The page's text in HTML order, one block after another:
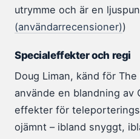
utrymme och är en
(användarrecensioner))
Specialeffekter och regi
Doug Liman, känd för
använde en blandning av
effekter för
ojämnt – ibland snyggt,